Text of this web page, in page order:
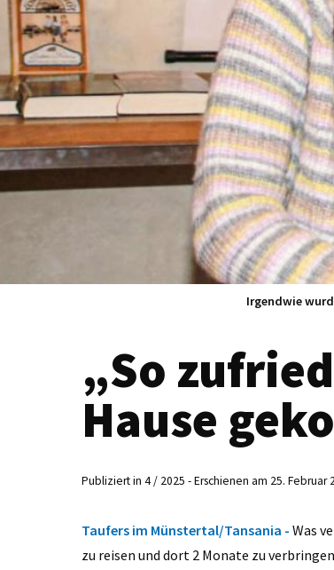
Irgendwie
„So
Hause
Publiziert in 4 / 2025 - Erschienen am 25. Februar
Taufers im Münstertal/Tansania - Was
zu reisen und dort 2 Monate zu